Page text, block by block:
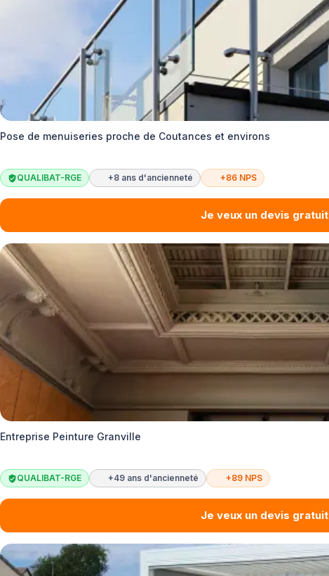
Pose de menuiseries proche de Coutances et environs
QUALIBAT-RGE +8 ans d'ancienneté +86 NPS
Je veux un devis gratuit
Entreprise Peinture Granville
QUALIBAT-RGE +49 ans d'ancienneté +89 NPS
Je veux un devis gratuit